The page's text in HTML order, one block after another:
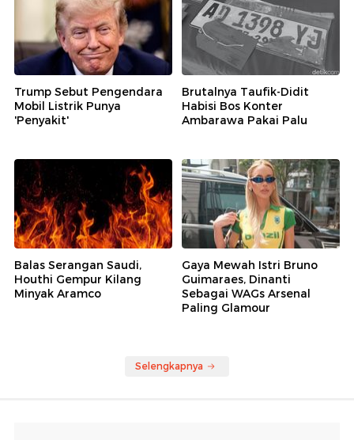
Trump Sebut Pengendara
Mobil Listrik Punya
'Penyakit'
Brutalnya Taufik-Didit
Habisi Bos Konter
Ambarawa Pakai Palu
Balas Serangan Saudi,
Houthi Gempur Kilang
Minyak Aramco
Gaya Mewah Istri Bruno
Guimaraes, Dinanti
Sebagai WAGs Arsenal
Paling Glamour
Selengkapnya